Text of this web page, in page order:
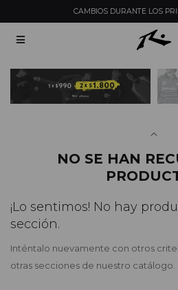
CAMBIOS DURANTE LOS

NO SE HAN
¡Lo sentimos! No hay
sección.
Inténtalo nuevamente con otros
otras secciones de nuestro catálogo.